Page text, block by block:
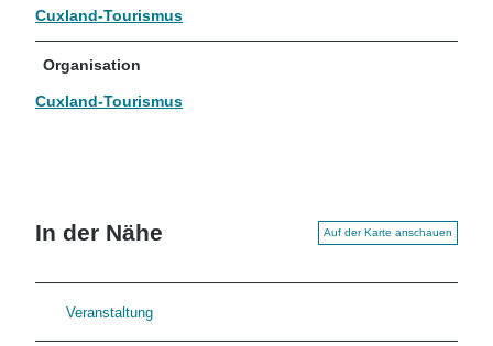
Cuxland-Tourismus
Organisation
Cuxland-Tourismus
In der Nähe Auf der Karte anschauen
Veranstaltung